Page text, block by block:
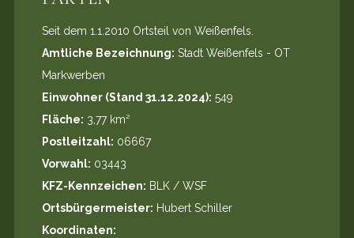
Seit dem 1.1.2010 Ortsteil von Weißenfels.
Amtliche Bezeichnung: Stadt Weißenfels - OT
Markwerben
Einwohner (Stand 31.12.2024): 549
Fläche: 3,77 km²
Postleitzahl: 06667
Vorwahl: 03443
KFZ-Kennzeichen: BLK / WSF
Ortsbürgermeister: Hubert Schiller
Koordinaten: